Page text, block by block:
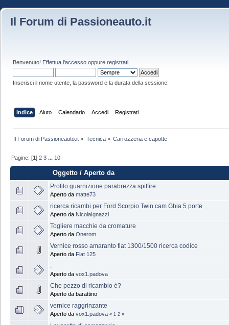
Il Forum di Passioneauto.it
Benvenuto! Effettua l'accesso oppure registrati
Inserisci il nome utente, la password e la durata della sessione.
Indice Aiuto Calendario Accedi Registrati
Il Forum di Passioneauto.it » Tecnica» Carrozzeria e capotte
Pagine: [1]2 3 ... 10
Oggetto /Aperto da
Profilo guarnizione parabrezza spitfire
Aperto da matte73
ricerca ricambi per Ford Scorpio Twin cam Ghia 5 porte
Aperto da NicolaIgnazzi
Togliere macchie da cromature
Aperto da Onerom
Vernice rosso amaranto fiat 1300/1500 ricerca codice
Aperto da Fiat 125
Aperto da vox1.padova
Che pezzo di ricambio è?
Aperto da barattino
vernice raggrinzante
Aperto da vox1.padova « 1 2 »